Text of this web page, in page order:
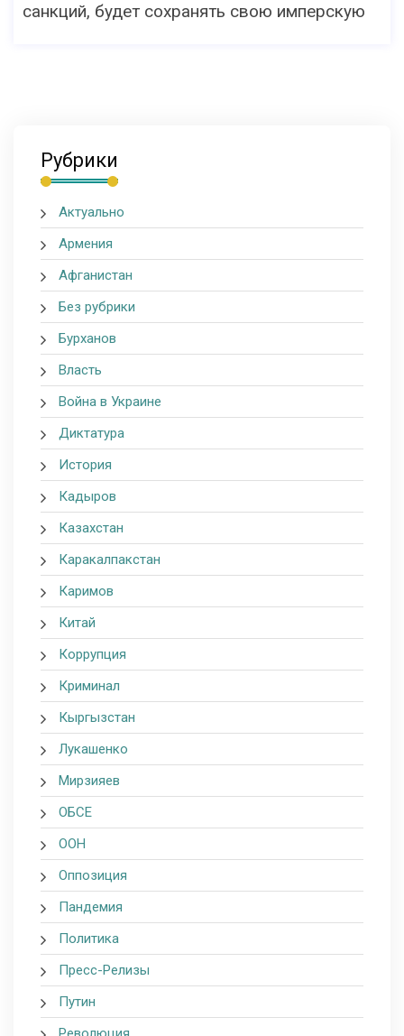
санкций, будет сохранять свою имперскую
Рубрики
Актуально
Армения
Афганистан
Без рубрики
Бурханов
Власть
Война в Украине
Диктатура
История
Кадыров
Казахстан
Каракалпакстан
Каримов
Китай
Коррупция
Криминал
Кыргызстан
Лукашенко
Мирзияев
ОБСЕ
ООН
Оппозиция
Пандемия
Политика
Пресс-Релизы
Путин